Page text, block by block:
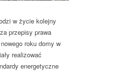
w życie kolejny
przepisy prawa
roku domy w
realizować
energetyczne